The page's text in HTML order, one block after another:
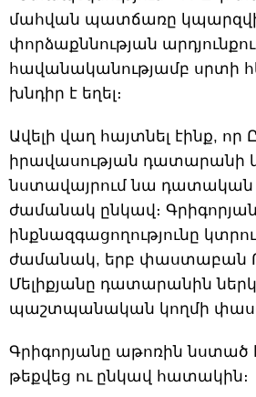
մահվան պատճառը
փորձաքննության
հավանականությամբ սրտի
խնդիր է եղել։
Ավելի վաղ հայտնել էինք, որ
իրավասության դատարանի
նստավայրում նա դատական
ժամանակ ընկավ։
ինքնազգացողությունը
ժամանակ, երբ փաստաբան
Մելիքյանը դատարանին
պաշտպանական կողմի
Գրիգորյանը աթոռին նստած
թեքվեց ու ընկավ հատակին։